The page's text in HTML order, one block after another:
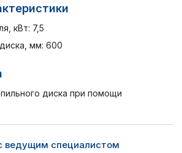
кВт: 7,5
мм: 600
диска при помощи
ведущим специалистом